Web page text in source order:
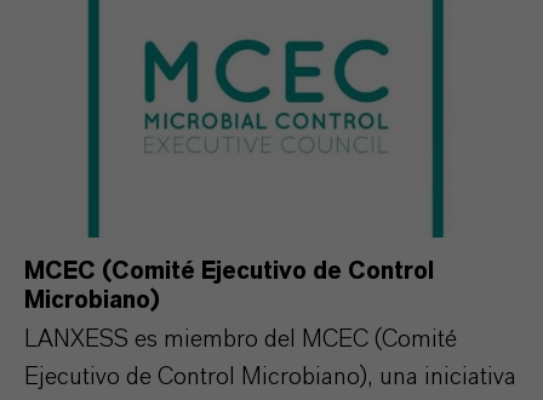
MCEC (Comité Ejecutivo de Control
Microbiano)
LANXESS es miembro del MCEC (Comité
Ejecutivo de Control Microbiano), una iniciativa